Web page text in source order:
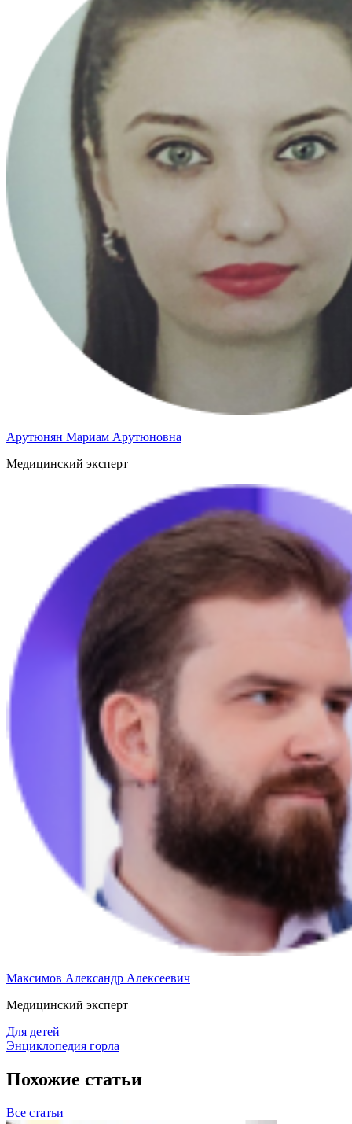
Арутюнян Мариам Арутюновна
Медицинский эксперт
Максимов Александр Алексеевич
Медицинский эксперт
Для детей
Энциклопедия горла
Похожие статьи
Все статьи